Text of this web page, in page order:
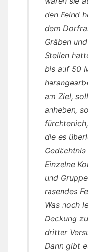
den Feind
dem
Gräben
Stellen
bis auf 50
am Ziel,
anheben,
die es
Einzelne
und
rasendes
Was noch
Deckung
dritter
Dann gibt